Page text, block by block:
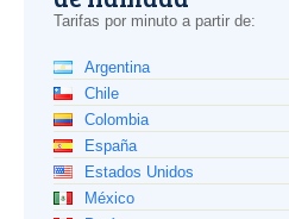
Tarifas por minuto a partir de:
Argentina
Chile
Colombia
España
Estados Unidos
México